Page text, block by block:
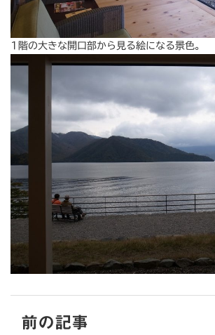
1階の大きな開口部から見る絵になる景色。
前の記事